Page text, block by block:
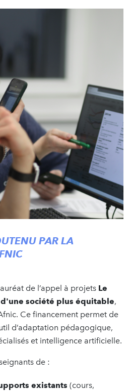
PAR LA
de l’appel à projets Le
société plus équitable,
Ce financement permet de
d’adaptation pédagogique,
et intelligence artificielle.
de :
existants (cours,